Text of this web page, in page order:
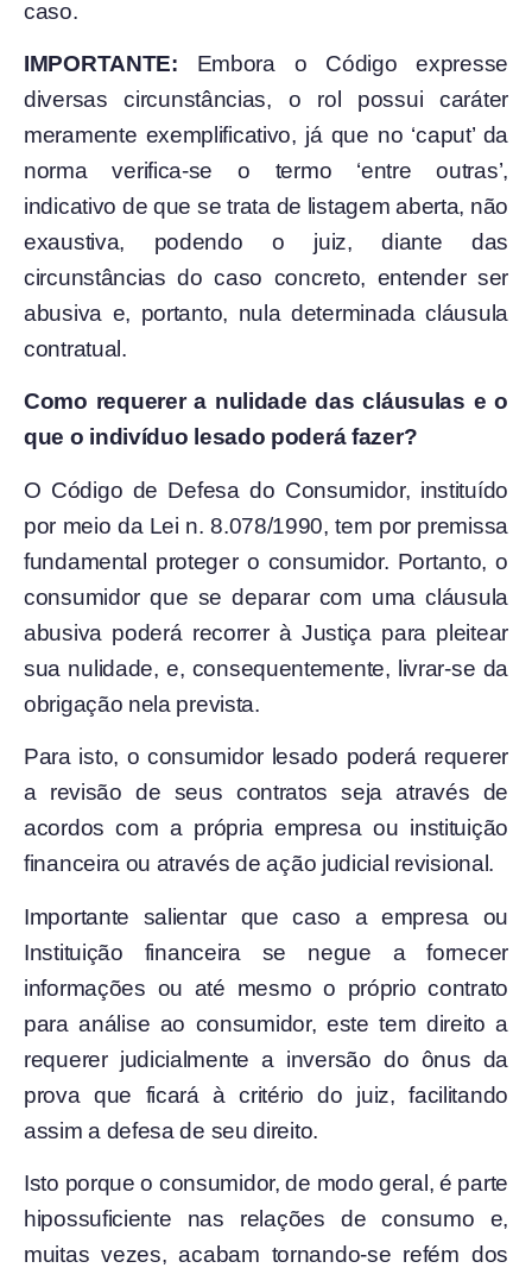
caso.
IMPORTANTE: Embora o Código expresse
diversas circunstâncias, o rol possui caráter
meramente exemplificativo, já que no ‘caput’ da
norma verifica-se o termo ‘entre outras’,
indicativo de que se trata de listagem aberta, não
exaustiva, podendo o juiz, diante das
circunstâncias do caso concreto, entender ser
abusiva e, portanto, nula determinada cláusula
contratual.
Como requerer a nulidade das cláusulas e o
que o indivíduo lesado poderá fazer?
O Código de Defesa do Consumidor, instituído
por meio da Lei n. 8.078/1990, tem por premissa
fundamental proteger o consumidor. Portanto, o
consumidor que se deparar com uma cláusula
abusiva poderá recorrer à Justiça para pleitear
sua nulidade, e, consequentemente, livrar-se da
obrigação nela prevista.
Para isto, o consumidor lesado poderá requerer
a revisão de seus contratos seja através de
acordos com a própria empresa ou instituição
financeira ou através de ação judicial revisional.
Importante salientar que caso a empresa ou
Instituição financeira se negue a fornecer
informações ou até mesmo o próprio contrato
para análise ao consumidor, este tem direito a
requerer judicialmente a inversão do ônus da
prova que ficará à critério do juiz, facilitando
assim a defesa de seu direito.
Isto porque o consumidor, de modo geral, é parte
hipossuficiente nas relações de consumo e,
muitas vezes, acabam tornando-se refém dos